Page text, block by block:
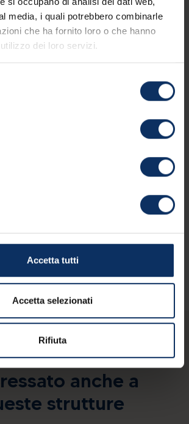
media, i quali potrebbero combinarle
che ha fornito loro o che hanno
dei loro servizi.
Accetta tutti
Accetta selezionati
Rifiuta
preso visione della
al trattamento dei dati
comunicati.
RICHIEDI OFFERTA
essere
anche a
strutture